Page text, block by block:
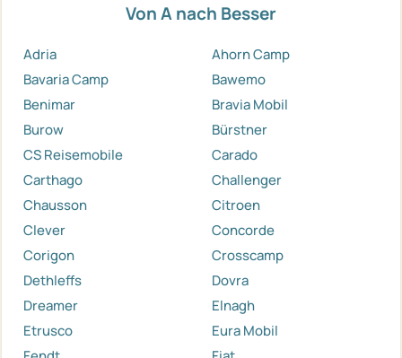
Von A nach Besser
Adria
Ahorn Camp
Bavaria Camp
Bawemo
Benimar
Bravia Mobil
Burow
Bürstner
CS Reisemobile
Carado
Carthago
Challenger
Chausson
Citroen
Clever
Concorde
Corigon
Crosscamp
Dethleffs
Dovra
Dreamer
Elnagh
Etrusco
Eura Mobil